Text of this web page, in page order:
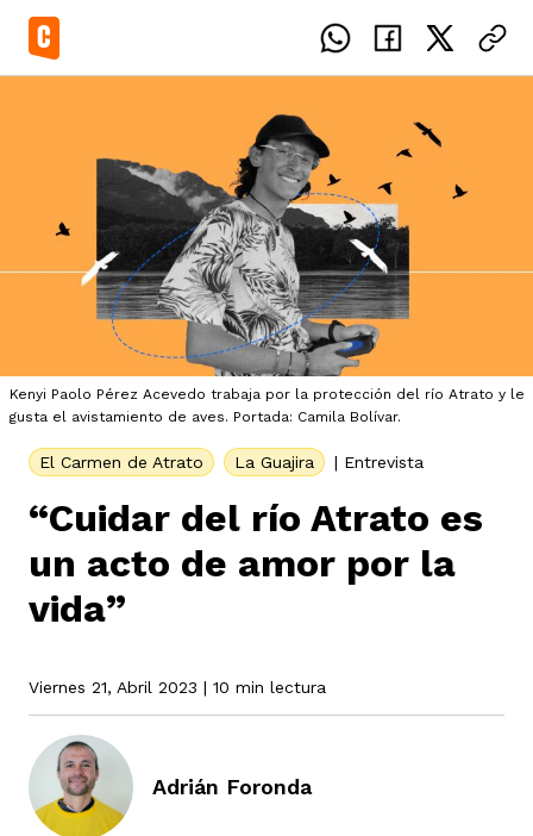
Kenyi Paolo Pérez Acevedo trabaja por la protección del río Atrato y le
gusta el avistamiento de aves. Portada: Camila Bolívar.
El Carmen de Atrato La Guajira | Entrevista
“Cuidar del río Atrato es
un acto de amor por la
vida”
Viernes 21, Abril 2023 | 10 min lectura
Adrián Foronda
país
del Caguán
del Cesar
de Atrato
étnicos
armado
país
Codazzi
Consonante
fórmula